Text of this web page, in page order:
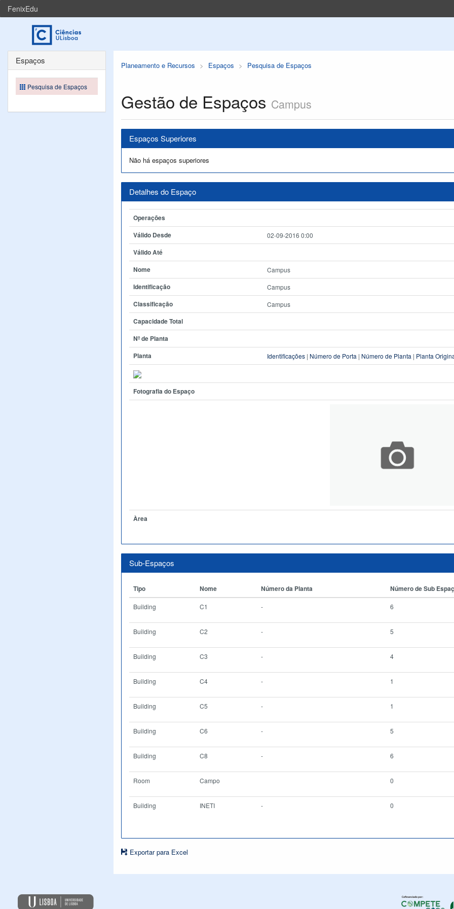
FenixEdu
Planeamento e Recursos Espaços Pesquisa de Espaços
Gestão de Espaços Campus
Espaços Superiores
Não há espaços superiores
Detalhes do Espaço
Operações
Válido Desde
02-09-2016 0:00
Válido Até
Nome
Campus
Identificação Campus
Classificação Campus
Capacidade Total
Nº de Planta
Planta
Identificações | Número de Porta | Número de Planta | Planta
Fotografia do Espaço
Àrea
Sub-Espaços
Tipo Nome Número da Planta Número de Sub
Building C1 - 6
Building C2 - 5
Building C3 - 4
Building C4 - 1
Building C5 - 1
Building C6 - 5
Building C8 - 6
Room Campo 0
Building INETI - 0
Exportar para Excel
Espaços
Pesquisa de Espaços